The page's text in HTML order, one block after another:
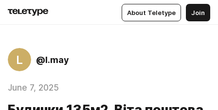
About Teletype Join
L @l.may
June 7, 2025